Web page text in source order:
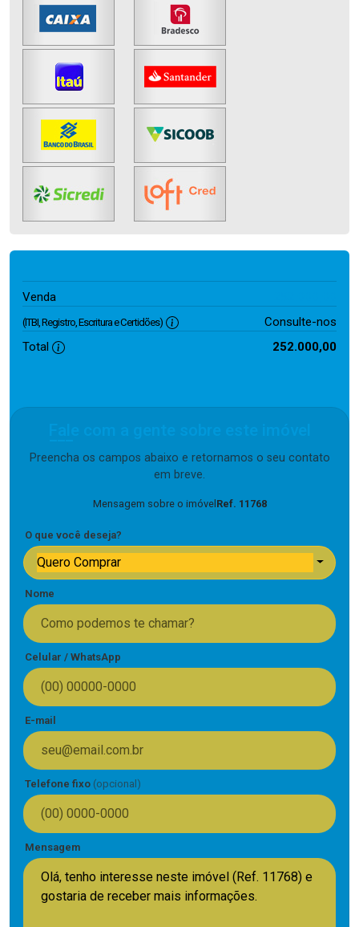
Venda
(ITBI, Registro, Escritura e Certidões)
Consulte-nos
Total
252.000,00
Preencha os campos abaixo e retornamos o seu contato
em breve.
Mensagem sobre o imóvelRef. 11768
O que você deseja?
Quero Comprar
Nome
Celular / WhatsApp
E-mail
Telefone fixo (opcional)
Mensagem